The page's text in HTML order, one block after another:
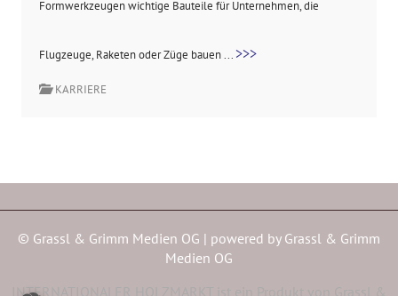
Formwerkzeugen wichtige Bauteile für Unternehmen, die
Flugzeuge, Raketen oder Züge bauen ... >>>
KARRIERE
© Grassl & Grimm Medien OG | powered by Grassl & Grimm
Medien OG
INTERNATIONALER HOLZMARKT ist ein Produkt von Grassl &